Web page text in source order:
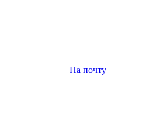
На почту